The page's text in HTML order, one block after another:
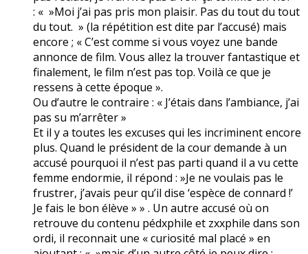
: « »Moi j’ai pas pris mon plaisir. Pas du tout du tout
du tout. » (la répétition est dite par l’accusé) mais
encore ; « C’est comme si vous voyez une bande
annonce de film. Vous allez la trouver fantastique et
finalement, le film n’est pas top. Voilà ce que je
ressens à cette époque ».
Ou d’autre le contraire : « J’étais dans l’ambiance, j’ai
pas su m’arrêter »
Et il y a toutes les excuses qui les incriminent encore
plus. Quand le président de la cour demande à un
accusé pourquoi il n’est pas parti quand il a vu cette
femme endormie, il répond : »Je ne voulais pas le
frustrer, j’avais peur qu’il dise ‘espèce de connard !’
Je fais le bon élève » » . Un autre accusé où on
retrouve du contenu pédxphile et zxxphile dans son
ordi, il reconnait une « curiosité mal placé » en